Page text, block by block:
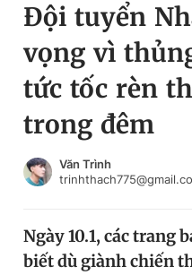
Chuyên mục khác
Chào ngày mới
Tin thị trường
Video
Đổi mật khẩu
Tin đã lưu
Đăng xuất
Đội tuyển
vọng vì
tức tốc rèn
trong đêm
Văn Trình
Ngày 10.1, các trang
biết dù giành chiến